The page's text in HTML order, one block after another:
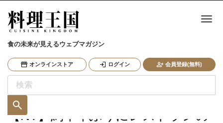
食の未来が見えるウェブマガジン
オンラインストア ログイン 会員登録(無料)
ナ
【NY】約半年ぶりにレストランの